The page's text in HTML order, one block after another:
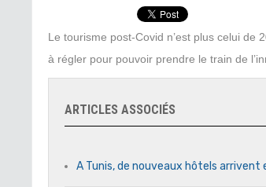
Le tourisme post-Covid n’est plus celui de
à régler pour pouvoir prendre le train de
ARTICLES ASSOCIÉS
A Tunis, de nouveaux hôtels arrivent